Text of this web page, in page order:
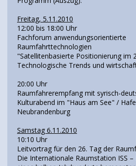
Freitag, 5.11.2010
12:00 bis 18:00 Uhr
Fachforum anwendungsorientierte
Raumfahrttechnologien
"Satellitenbasierte Positionierung im
Technologische Trends und
20:00 Uhr
Raumfahrerempfang mit syrisch-
Kulturabend im "Haus am See" /
Neubrandenburg
Samstag 6.11.2010
10:10 Uhr
Leitvortrag für den 26. Tag der
Die Internationale Raumstation ISS –